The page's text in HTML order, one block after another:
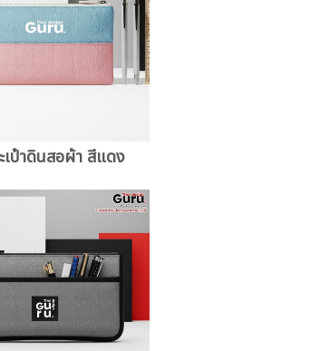
เป๋าดินสอผ้า สีแดง